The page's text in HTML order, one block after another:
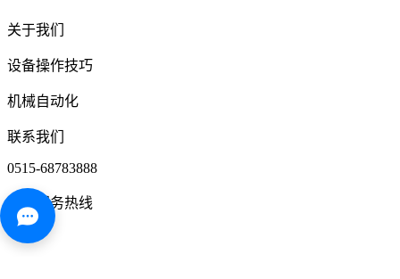
关于我们
设备操作技巧
机械自动化
联系我们
0515-68783888
免费服务热线